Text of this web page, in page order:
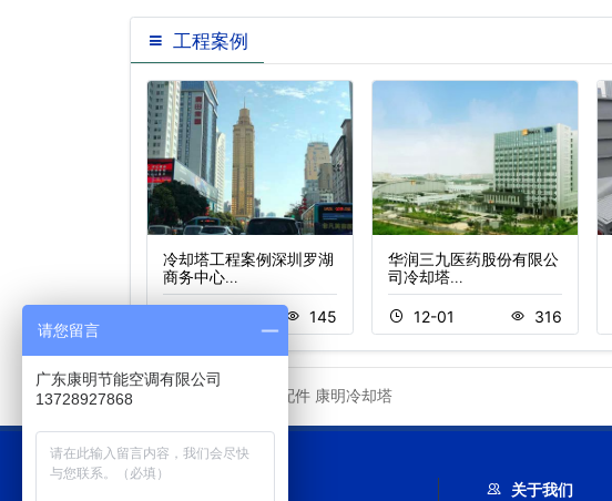
工程案例
冷却塔工程案例深圳罗湖
商务中心…
145
华润三九医药股份有限公
司冷却塔…
12-01 316
冷却塔配件 康明冷却塔
关于我们
请您留言
广东康明节能空调有限公司
13728927868